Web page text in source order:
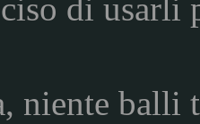
di usarli
niente balli